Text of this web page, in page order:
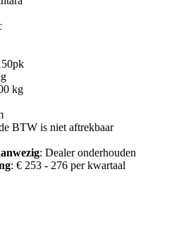
kg
BTW is niet aftrekbaar
: Dealer onderhouden
: € 253 - 276 per kwartaal